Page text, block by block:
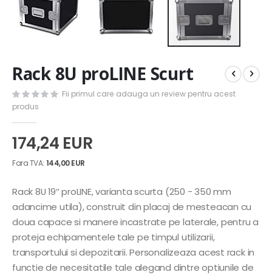
to
the
beginning
of
the
images
gallery
Rack 8U proLINE Scurt
Fii primul care adauga un review pentru acest
produs
174,24 EUR
144,00 EUR
Rack 8U 19″ proLINE, varianta scurta (250 - 350 mm
adancime utila), construit din placaj de mesteacan cu
doua capace si manere incastrate pe laterale, pentru a
proteja echipamentele tale pe timpul utilizarii,
transportului si depozitarii. Personalizeaza acest rack in
functie de necesitatile tale alegand dintre optiunile de